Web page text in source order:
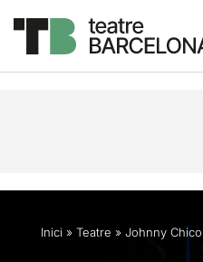
Descripció Fitxa
Inici » Teatre » Johnny Chico